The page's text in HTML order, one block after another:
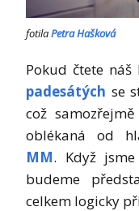
fotilaPetra Hašková
Pokud čtete
padesátých se
což
oblékaná od
MM. Když
budeme
celkem logicky